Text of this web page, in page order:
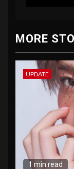
MORE
UPDATE
1 min read